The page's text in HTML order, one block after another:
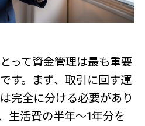
って資金管理は最も重要
す。まず、取引に回す運
完全に分ける必要があり
生活費の半年～1年分を